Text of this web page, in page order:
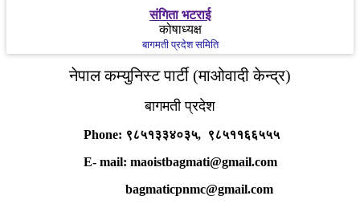
संगिता भटराई
कोषाध्यक्ष
बागमती प्रदेश समिति
नेपाल कम्युनिस्ट पार्टी (माओवादी केन्द्र)
बागमती प्रदेश
Phone: ९८५१३३४०३५, ९८५११६६५५५
E- mail: maoistbagmati@gmail.com
bagmaticpnmc@gmail.com